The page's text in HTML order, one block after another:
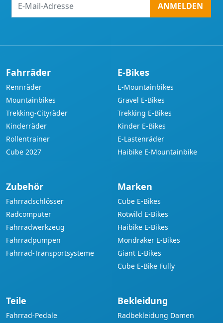
Mail-
ANMELDEN
Fahrräder
Rennräder
Mountainbikes
Trekking-Cityräder
Kinderräder
Rollentrainer
Cube 2027
E-Bikes
E-Mountainbikes
Gravel E-Bikes
Trekking E-Bikes
Kinder E-Bikes
E-Lastenräder
Haibike E-Mountainbike
Zubehör
Fahrradschlösser
Radcomputer
Fahrradwerkzeug
Fahrradpumpen
Fahrrad-Transportsysteme
Marken
Cube E-Bikes
Rotwild E-Bikes
Haibike E-Bikes
Mondraker E-Bikes
Giant E-Bikes
Cube E-Bike Fully
Teile
Fahrrad-Pedale
Bekleidung
Radbekleidung Damen